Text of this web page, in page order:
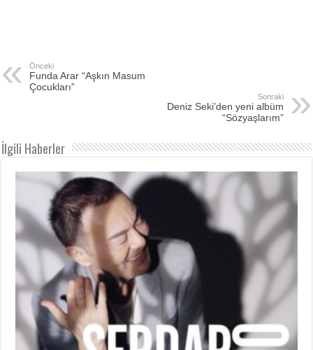
Önceki
Funda Arar “Aşkın Masum
Çocukları”
Sonraki
Deniz Seki’den yeni albüm
“Sözyaşlarım”
İlgili Haberler